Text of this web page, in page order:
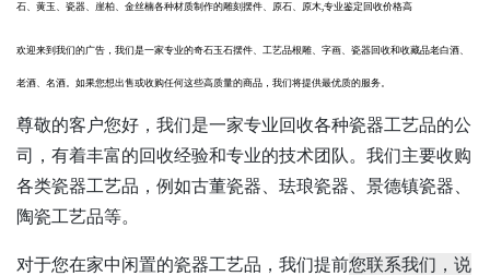
石、黄玉、瓷器、崖柏、金丝楠各种材质制作的雕刻摆件、原石、原木,专业鉴定回收价格高
欢迎来到我们的广告，我们是一家专业的奇石玉石摆件、工艺品根雕、字画、瓷器回收和收藏品老白酒、
老酒、名酒。如果您想出售或收购任何这些高质量的商品，我们将提供最优质的服务。
尊敬的客户您好，我们是一家专业回收各种瓷器工艺品的公
司，有着丰富的回收经验和专业的技术团队。我们主要收购
各类瓷器工艺品，例如古董瓷器、珐琅瓷器、景德镇瓷器、
陶瓷工艺品等。
对于您在家中闲置的瓷器工艺品，我们提前您联系我们，说